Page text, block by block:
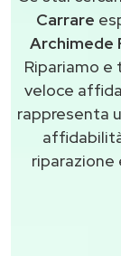
Carrare
Archimede
Ripariamo
veloce
rappresenta
riparazione